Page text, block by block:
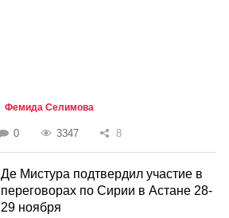
Фемида Селимова
0 3347 8
Де Мистура подтвердил участие в
переговорах по Сирии в Астане 28-
29 ноября